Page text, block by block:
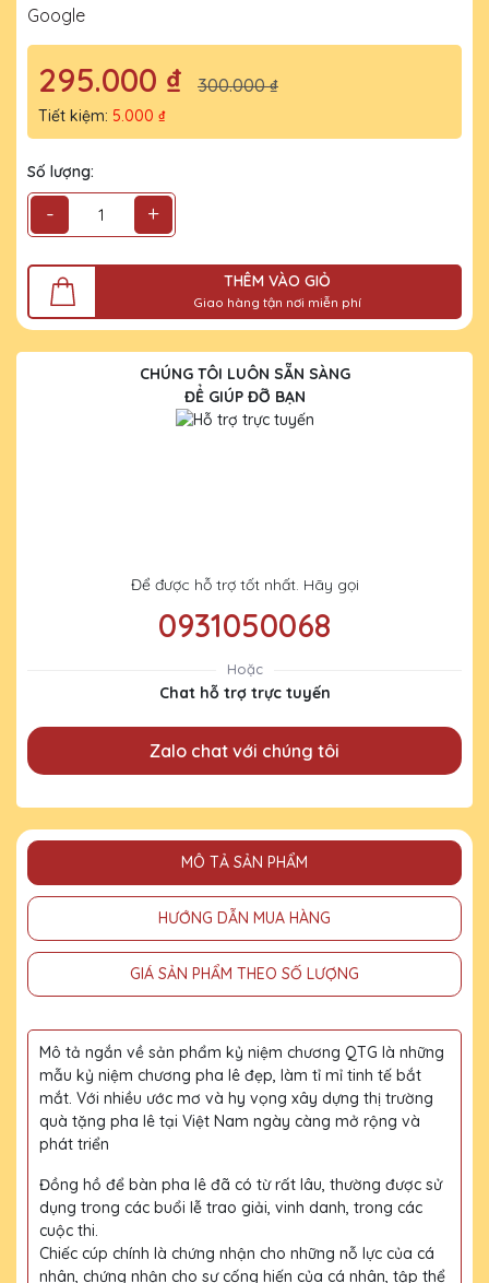
Google
295.000 ₫ 300.000 ₫
Tiết kiệm: 5.000 ₫
Số lượng:
- +
THÊM VÀO GIỎ
Giao hàng tận nơi miễn phí
CHÚNG TÔI LUÔN SẴN SÀNG
ĐỂ GIÚP ĐỠ BẠN
Để được hỗ trợ tốt nhất. Hãy gọi
0931050068
Hoặc
Chat hỗ trợ trực tuyến
Zalo chat với chúng tôi
MÔ TẢ SẢN PHẨM
HƯỚNG DẪN MUA HÀNG
GIÁ SẢN PHẨM THEO SỐ LƯỢNG
Mô tả ngắn về sản phẩm kỷ niệm chương QTG là những
mẫu kỷ niệm chương pha lê đẹp, làm tỉ mỉ tinh tế bắt
mắt. Với nhiều ước mơ và hy vọng xây dựng thị trường
quà tặng pha lê tại Việt Nam ngày càng mở rộng và
phát triển
Đồng hồ để bàn pha lê đã có từ rất lâu, thường được sử
dụng trong các buổi lễ trao giải, vinh danh, trong các
cuộc thi.
Chiếc cúp chính là chứng nhận cho những nỗ lực của cá
nhân, chứng nhận cho sự cống hiến của cá nhân, tập thể